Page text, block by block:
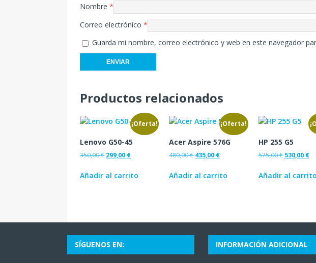
Nombre *
Correo electrónico *
Guarda mi nombre, correo electrónico y web en este navegador
Productos relacionados
¡Oferta!
Lenovo G50-45
350,00€ 299,00 €
Añadir al carrito
¡Oferta!
Acer Aspire 576G
480,00€ 435,00 €
Añadir al carrito
HP 255 G5
575,00€ 530,00 €
Añadir al carrito
SÍGUENOS EN: INFORMACIÓN ADICIONAL